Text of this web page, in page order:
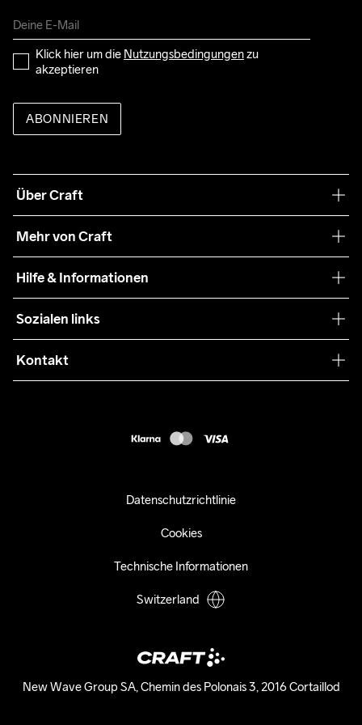
Klick hier um die Nutzungsbedingungen zu
akzeptieren
ABONNIEREN
Über Craft
Nachhaltigkeit
Mehr von Craft
Teamwear
Zusammenarbeit
Press
Hilfe & Informationen
Retouren
Kundendienst
Sozialen links
Kontakt
New Wave Group SA, Chemin des Polonais 3, 2016 Cortaillod
Datenschutzrichtlinie
Cookies
Technische Informationen
Switzerland